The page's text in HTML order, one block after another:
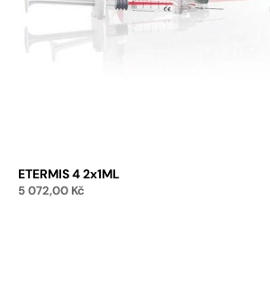
ETERMIS 4 2x1ML
5 072,00 Kč